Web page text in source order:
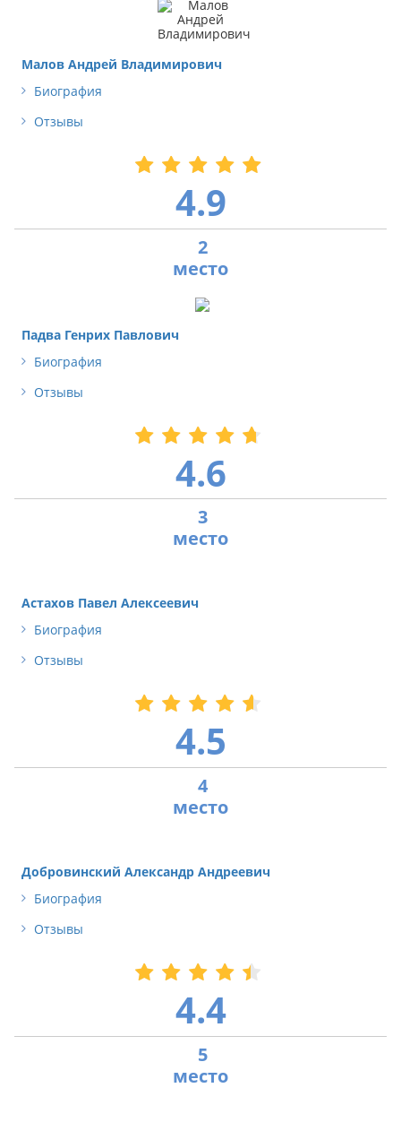
Малов Андрей Владимирович
Биография
Отзывы
4.9
2
Падва Генрих Павлович
Биография
Отзывы
4.6
3
Астахов Павел Алексеевич
Биография
Отзывы
4.5
4
Добровинский Александр Андреевич
Биография
Отзывы
4.4
5